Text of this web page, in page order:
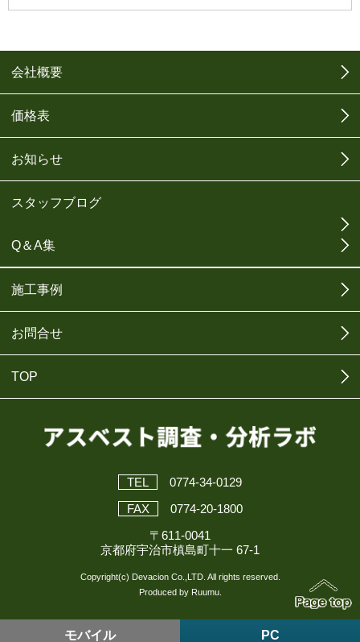
会社概要
価格表
お知らせ
スタッフブログ
Q＆A集
施工事例
お問合せ
TOP
TEL
0774-34-0129
FAX
0774-20-1800
〒611-0041
京都府宇治市槙島町十一 67-1
Copyright(c) Devacion Co.,LTD. All rights reserved.
Produced by Ruumu.
モバイル PC